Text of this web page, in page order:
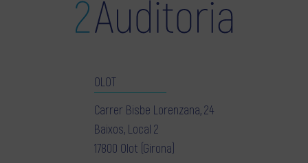
OLOT
Carrer Bisbe Lorenzana, 24
Baixos, Local 2
17800 Olot (Girona)